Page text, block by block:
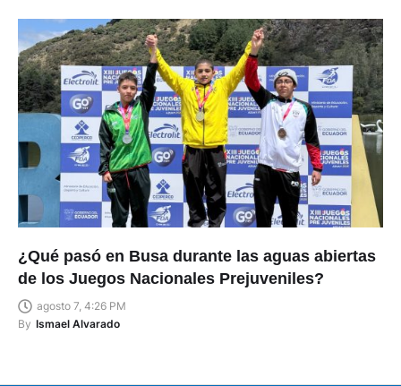
¿Qué pasó en Busa durante las aguas abiertas
de los Juegos Nacionales Prejuveniles?
agosto 7, 4:26 PM
By Ismael Alvarado